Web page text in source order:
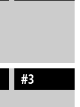
#3